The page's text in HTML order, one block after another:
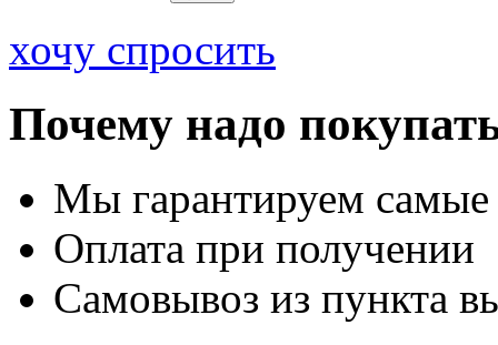
хочу спросить
Почему надо
Мы гарантируем
Оплата при получении
Самовывоз из пункта